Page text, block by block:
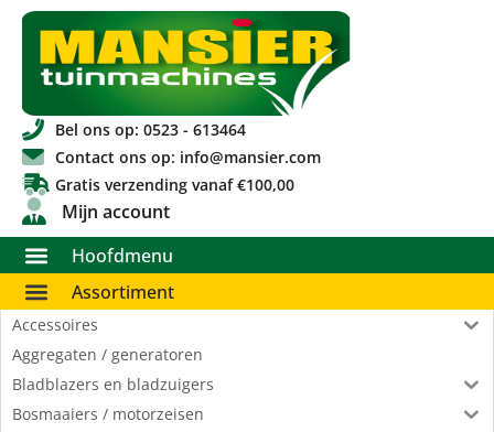
Bel ons op: 0523 - 613464
Contact ons op: info@mansier.com
Gratis verzending vanaf €100,00
Mijn account
Hoofdmenu
Assortiment
Accessoires
Aggregaten / generatoren
Bladblazers en bladzuigers
Bosmaaiers / motorzeisen